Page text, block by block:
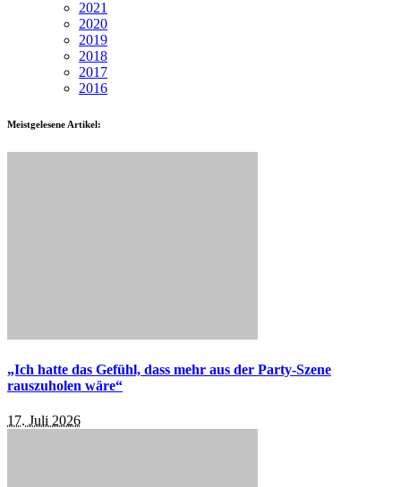
2021
2020
2019
2018
2017
2016
Meistgelesene Artikel:
„Ich hatte das Gefühl, dass mehr aus der Party-Szene
rauszuholen wäre“
17. Juli 2026